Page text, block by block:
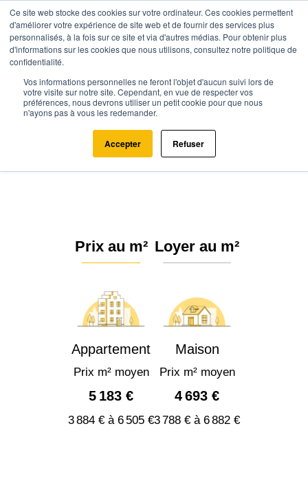
Ce site web stocke des cookies sur votre ordinateur. Ces cookies permettent
d'améliorer votre expérience de site web et de fournir des services plus
personnalisés, à la fois sur ce site et via d'autres médias. Pour obtenir plus
d'informations sur les cookies que nous utilisons, consultez notre politique de
confidentialité.
Vos informations personnelles ne feront l'objet d'aucun suivi lors de
votre visite sur notre site. Cependant, en vue de respecter vos
préférences, nous devrons utiliser un petit cookie pour que nous
n'ayons pas à vous les redemander.
Accepter Refuser
Agence.immo Prix immobilier Provence-Alpes-Côte d'Azur
Alpes-Maritimes Saint-Laurent-du-Var (06700)
Estimation immobilière à Saint-
Laurent-du-Var : Prix m² 2026
Prix au m²
Appartement
Prix m² moyen
5 183 €
3 884 € à 6 505 €
Loyer au m²
Maison
Prix m² moyen
4 693 €
3 788 € à 6 882 €